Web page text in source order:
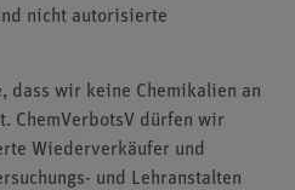
nicht autorisierte
dass wir keine Chemikalien an
ChemVerbotsV dürfen wir
Wiederverkäufer und
und Lehranstalten